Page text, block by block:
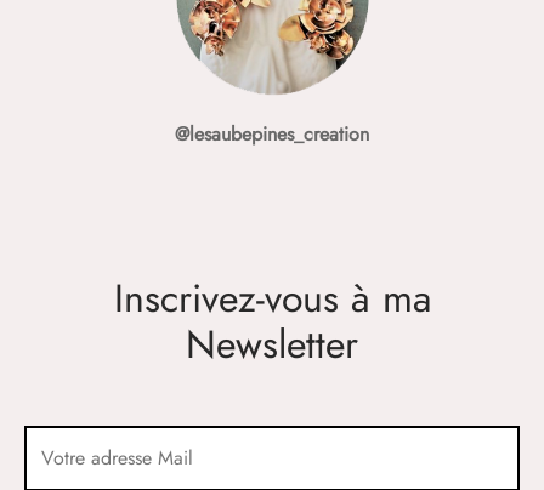
@lesaubepines_creation
Inscrivez-vous à ma
Newsletter